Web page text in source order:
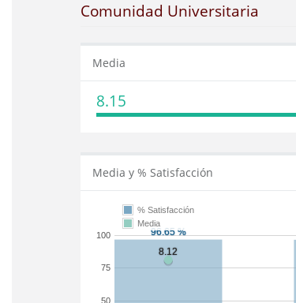
Comunidad Universitaria
Media
8.15
Media y % Satisfacción
50
75
100
% Satisfacción
Media